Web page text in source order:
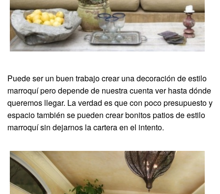
Puede ser un buen trabajo crear una decoración de estilo
marroquí pero depende de nuestra cuenta ver hasta dónde
queremos llegar. La verdad es que con poco presupuesto y
espacio también se pueden crear bonitos patios de estilo
marroquí sin dejarnos la cartera en el intento.